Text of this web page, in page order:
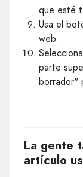
que esté
Usa el
web.
parte
borrador"
La gente
artículo